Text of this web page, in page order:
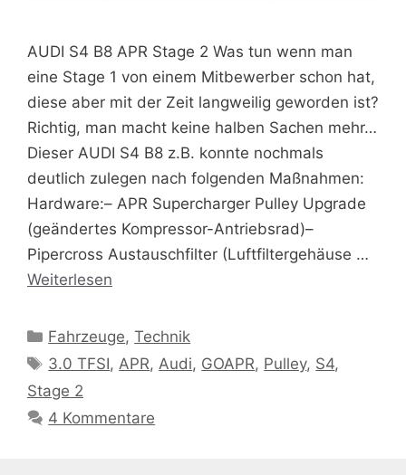
AUDI S4 B8 APR Stage 2 Was tun wenn man
eine Stage 1 von einem Mitbewerber schon hat,
diese aber mit der Zeit langweilig geworden ist?
Richtig, man macht keine halben Sachen mehr…
Dieser AUDI S4 B8 z.B. konnte nochmals
deutlich zulegen nach folgenden Maßnahmen:
Hardware:– APR Supercharger Pulley Upgrade
(geändertes Kompressor-Antriebsrad)–
Pipercross Austauschfilter (Luftfiltergehäuse …
Weiterlesen
Kategorien
Fahrzeuge,Technik
Schlagwörter
3.0 TFSI,APR,Audi, GOAPR, Pulley, S4,
Stage 2
4 Kommentare